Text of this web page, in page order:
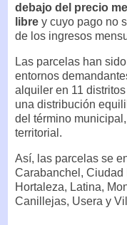
debajo del precio
libre y cuyo pago no
de los ingresos
Las parcelas han
entornos
alquiler en 11
una distribución
del término
territorial.
Así, las parcelas se
Carabanchel, Ciudad
Hortaleza, Latina,
Canillejas, Usera y